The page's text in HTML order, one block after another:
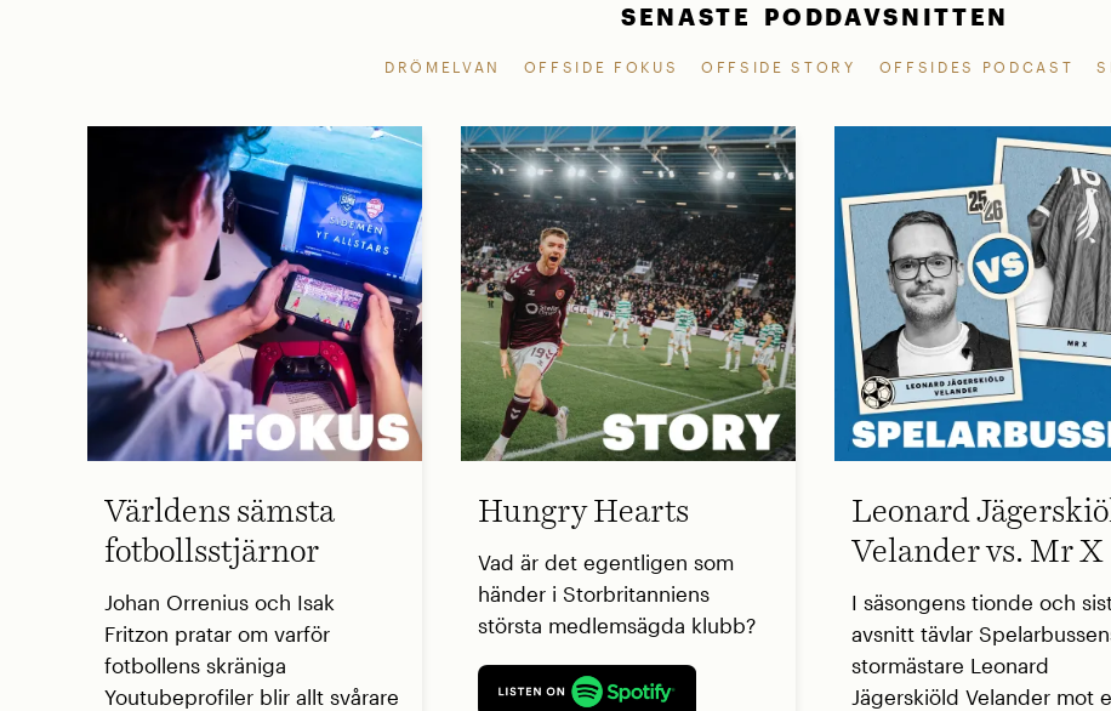
SENASTE PODDAVSNITTEN
DRÖMELVAN OFFSIDE FOKUS OFFSIDE STORY OFFSIDES PODCAST
Världens sämsta
fotbollsstjärnor
Johan Orrenius och Isak
Fritzon pratar om varför
fotbollens skräniga
Youtubeprofiler blir allt svårare
Hungry Hearts
Vad är det egentligen som
händer i Storbritanniens
största medlemsägda klubb?
Leonard
Velander vs. Mr X
I säsongens tionde och
avsnitt tävlar
stormästare Leonard
Jägerskiöld Velander mot